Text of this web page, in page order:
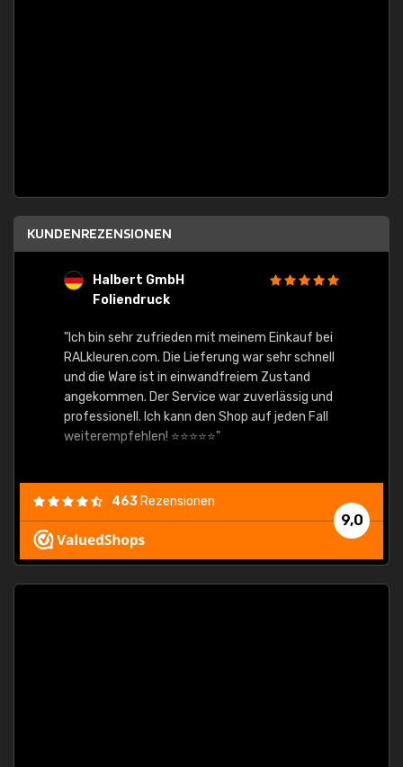
KUNDENREZENSIONEN
Halbert GmbH
Foliendruck
"Ich bin sehr zufrieden mit meinem Einkauf bei
RALkleuren.com. Die Lieferung war sehr schnell
und die Ware ist in einwandfreiem Zustand
angekommen. Der Service war zuverlässig und
professionell. Ich kann den Shop auf jeden Fall
weiterempfehlen! ⭐⭐⭐⭐⭐"
9,0
463 Rezensionen